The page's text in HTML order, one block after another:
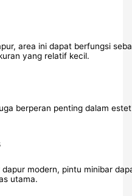
area ini dapat berfungsi
yang relatif kecil.
berperan penting dalam
modern, pintu minibar
utama.